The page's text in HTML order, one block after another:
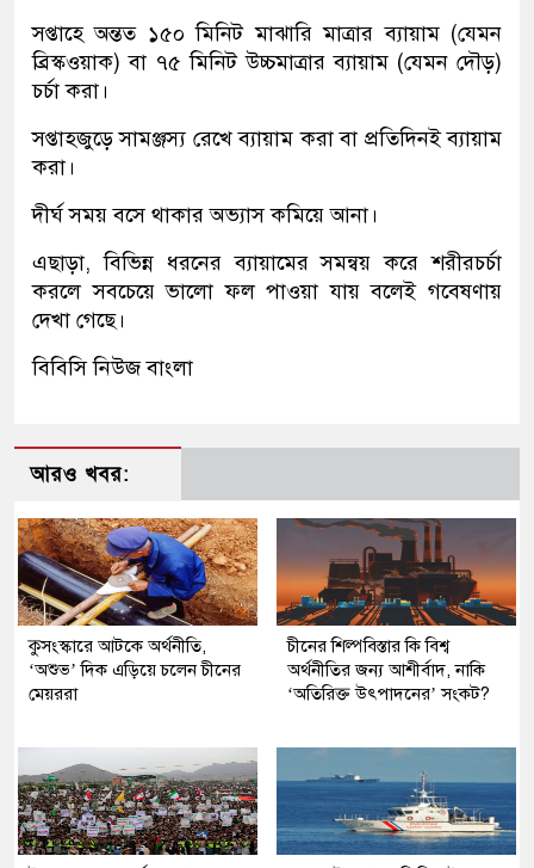
সপ্তাহে অন্তত ১৫০ মিনিট মাঝারি মাত্রার ব্যায়াম (যেমন
ব্রিস্কওয়াক) বা ৭৫ মিনিট উচ্চমাত্রার ব্যায়াম (যেমন দৌড়)
চর্চা করা।
সপ্তাহজুড়ে সামঞ্জস্য রেখে ব্যায়াম করা বা প্রতিদিনই ব্যায়াম
করা।
দীর্ঘ সময় বসে থাকার অভ্যাস কমিয়ে আনা।
এছাড়া, বিভিন্ন ধরনের ব্যায়ামের সমন্বয় করে শরীরচর্চা
করলে সবচেয়ে ভালো ফল পাওয়া যায় বলেই গবেষণায়
দেখা গেছে।
বিবিসি নিউজ বাংলা
আরও খবর:
কুসংস্কারে আটকে অর্থনীতি,
‘অশুভ’ দিক এড়িয়ে চলেন চীনের
মেয়ররা
চীনের শিল্পবিস্তার কি বিশ্ব
অর্থনীতির জন্য আশীর্বাদ, নাকি
‘অতিরিক্ত উৎপাদনের’ সংকট?